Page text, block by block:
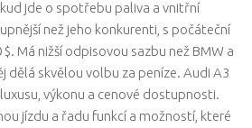
jde o spotřebu paliva a vnitřní
než jeho konkurenti, s počáteční
Má nižší odpisovou sazbu než BMW a
dělá skvělou volbu za peníze. Audi A3
výkonu a cenové dostupnosti.
jízdu a řadu funkcí a možností, které